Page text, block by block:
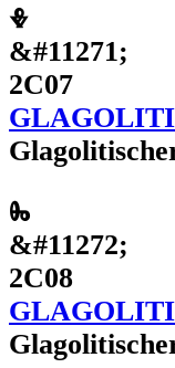
Ⰷ
&#11271;
2C07
Ⰸ
&#11272;
2C08